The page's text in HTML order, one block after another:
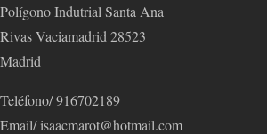
Polígono Indutrial Santa Ana
Rivas Vaciamadrid 28523
Madrid
Teléfono/ 916702189
Email/ isaacmarot@hotmail.com